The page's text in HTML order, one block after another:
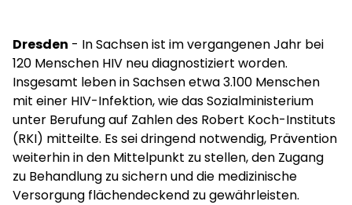
Dresden - In Sachsen ist im vergangenen Jahr bei
120 Menschen HIV neu diagnostiziert worden.
Insgesamt leben in Sachsen etwa 3.100 Menschen
mit einer HIV-Infektion, wie das Sozialministerium
unter Berufung auf Zahlen des Robert Koch-Instituts
(RKI) mitteilte. Es sei dringend notwendig, Prävention
weiterhin in den Mittelpunkt zu stellen, den Zugang
zu Behandlung zu sichern und die medizinische
Versorgung flächendeckend zu gewährleisten.